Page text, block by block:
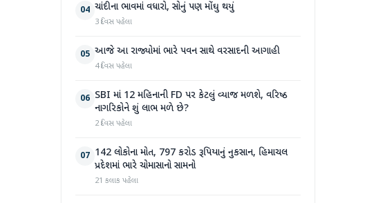
04 ચાંદીના ભાવમાં વધારો, સોનું પણ મોંઘુ થયું
3 દિવસ પહેલા
05 આજે આ રાજ્યોમાં ભારે પવન સાથે વરસાદની આગાહી
4 દિવસ પહેલા
06 SBI માં 12 મહિનાની FD પર કેટલું વ્યાજ મળશે, વરિષ્ઠ
નાગરિકોને શું લાભ મળે છે?
2 દિવસ પહેલા
07 142 લોકોના મોત, 797 કરોડ રૂપિયાનું નુકસાન, હિમાચલ
પ્રદેશમાં ભારે ચોમાસાનો સામનો
21 કલાક પહેલા